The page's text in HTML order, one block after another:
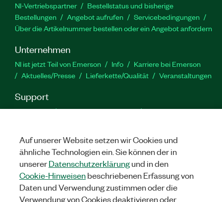
NI-Vertriebspartner
Bestellstatus und bisherige
Bestellungen
Angebot aufrufen
Servicebedingungen
Über die Artikelnummer bestellen oder ein Angebot anfordern
Unternehmen
NI ist jetzt Teil von Emerson Info
Karriere bei Emerson
Aktuelles/Presse
Lieferkette/Qualität Veranstaltungen
Support
Downloads Produktdokumentation
Diskussionsforen
YouTube
Twitter
Auf unserer Website setzen wir Cookies und
ähnliche Technologien ein. Sie können der in
unsererDatenschutzerklärungund in den
Cookie-Hinweisenbeschriebenen Erfassung von
Daten und Verwendung zustimmen oder die
Verwendung von Cookies deaktivieren oder